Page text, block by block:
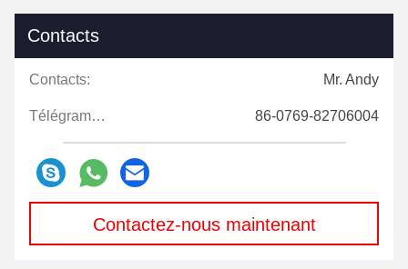
Contacts
Contacts: Mr. Andy
Télégramme: 86-0769-82706004
Contactez-nous maintenant